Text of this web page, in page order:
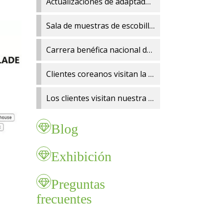
Sala de muestras de escobillas limpiaparabrisas
Carrera benéfica nacional de fitness de Fujian 2024
Clientes coreanos visitan la fábrica
Los clientes visitan nuestra fábrica de raspadores.
Blog
Exhibición
Preguntas
frecuentes